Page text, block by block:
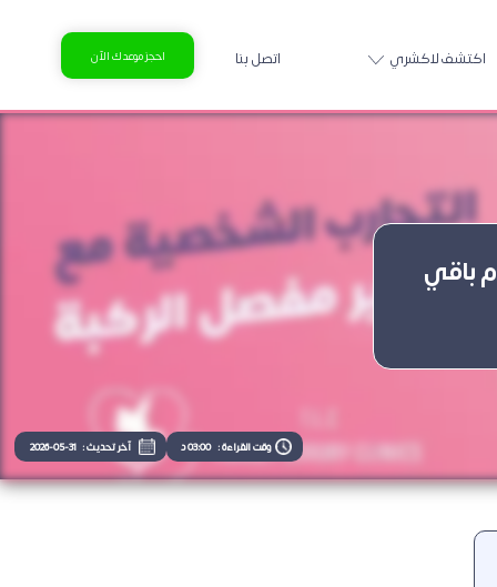
اكتشف لاكشري اتصل بنا احجز موعدك الآن
باقي
وقت القراءة : 03:00 د آخر تحديث : 2026-05-31